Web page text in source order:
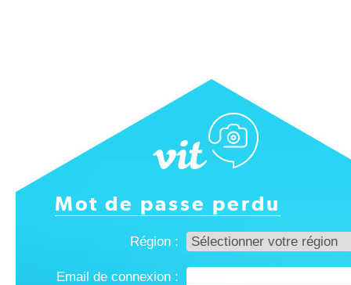
Mot de passe perdu
Région :
Email de connexion :